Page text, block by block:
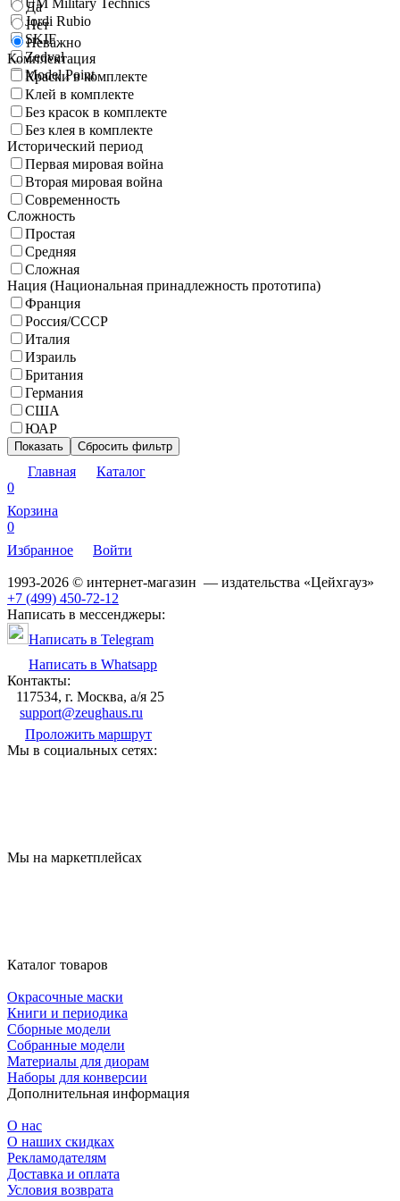
UM Military Technics
Jordi Rubio
SKIF
Zedval
Model Point
Да
Нет
Неважно
Комплектация
Краски в комплекте
Клей в комплекте
Без красок в комплекте
Без клея в комплекте
Исторический период
Первая мировая война
Вторая мировая война
Современность
Сложность
Простая
Средняя
Сложная
Нация (Национальная принадлежность прототипа)
Франция
Россия/СССР
Италия
Израиль
Британия
Германия
США
ЮАР
Показать Сбросить фильтр
Главная
Каталог
0
Корзина
0
Избранное
Войти
1993-2026 © интернет-магазин — издательства «Цейхгауз»
+7 (499) 450-72-12
Написать в мессенджеры:
Написать в Telegram
Написать в Whatsapp
Контакты:
117534, г. Москва, а/я 25
support@zeughaus.ru
Проложить маршрут
Мы в социальных сетях:
Мы на маркетплейсах
Каталог товаров
Окрасочные маски
Книги и периодика
Сборные модели
Собранные модели
Материалы для диорам
Наборы для конверсии
Дополнительная информация
О нас
О наших скидках
Рекламодателям
Доставка и оплата
Условия возврата